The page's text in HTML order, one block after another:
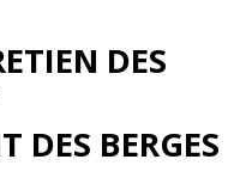
DES
DES BERGES